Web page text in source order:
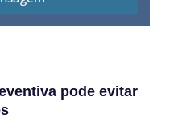
pode evitar